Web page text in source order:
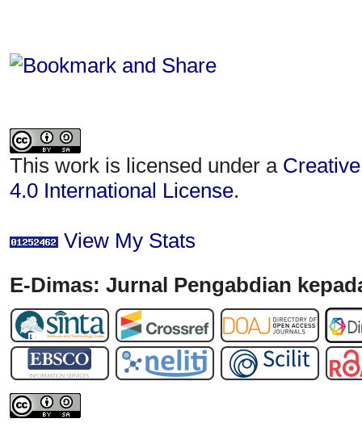
This work is licensed under a
4.0 International License.
View My Stats
E-Dimas: Jurnal Pengabdian